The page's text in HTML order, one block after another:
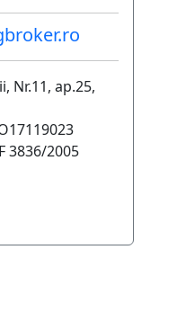
Nr.11, ap.25,
3836/2005